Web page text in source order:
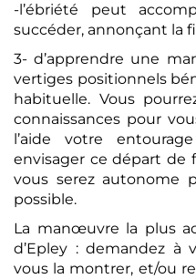
-l’ébriété peut
succéder, annonçant la
3- d’apprendre une
vertiges positionnels
habituelle. Vous
connaissances pour
l’aide votre
envisager ce départ de
vous serez autonome
possible.
La manœuvre la plus
d’Epley : demandez à
vous la montrer, et/ou